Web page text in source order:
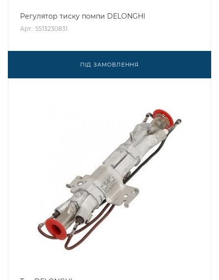
Регулятор тиску помпи DELONGHI
Арт.: 5513230831
ПІД ЗАМОВЛЕННЯ